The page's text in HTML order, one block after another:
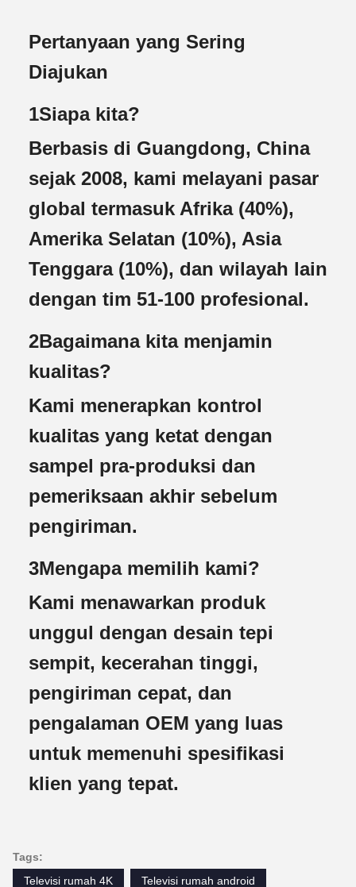
Pertanyaan yang Sering
Diajukan
1Siapa kita?
Berbasis di Guangdong, China
sejak 2008, kami melayani pasar
global termasuk Afrika (40%),
Amerika Selatan (10%), Asia
Tenggara (10%), dan wilayah lain
dengan tim 51-100 profesional.
2Bagaimana kita menjamin
kualitas?
Kami menerapkan kontrol
kualitas yang ketat dengan
sampel pra-produksi dan
pemeriksaan akhir sebelum
pengiriman.
3Mengapa memilih kami?
Kami menawarkan produk
unggul dengan desain tepi
sempit, kecerahan tinggi,
pengiriman cepat, dan
pengalaman OEM yang luas
untuk memenuhi spesifikasi
klien yang tepat.
Tags:
Televisi rumah 4K
Televisi rumah android